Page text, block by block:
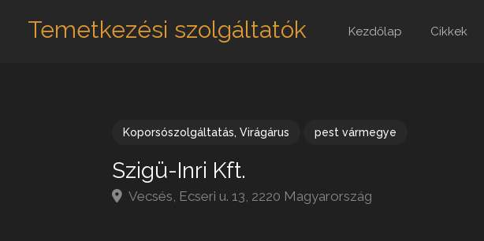
Temetkezési szolgáltatók Kezdőlap Cikkek
Koporsószolgáltatás, Virágárus pest vármegye
Szigü-Inri Kft.
Vecsés, Ecseri u. 13, 2220 Magyarország